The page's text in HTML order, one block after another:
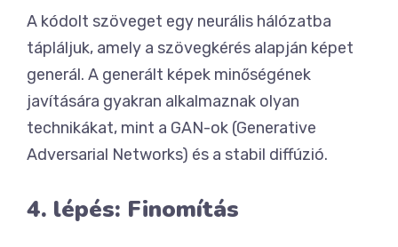
A kódolt szöveget egy neurális hálózatba
tápláljuk, amely a szövegkérés alapján képet
generál. A generált képek minőségének
javítására gyakran alkalmaznak olyan
technikákat, mint a GAN-ok (Generative
Adversarial Networks) és a stabil diffúzió.
4. lépés: Finomítás